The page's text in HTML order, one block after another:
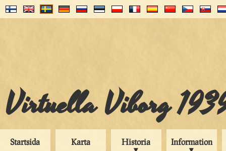
Virtuella Viborg
Startsida Karta Historia Information